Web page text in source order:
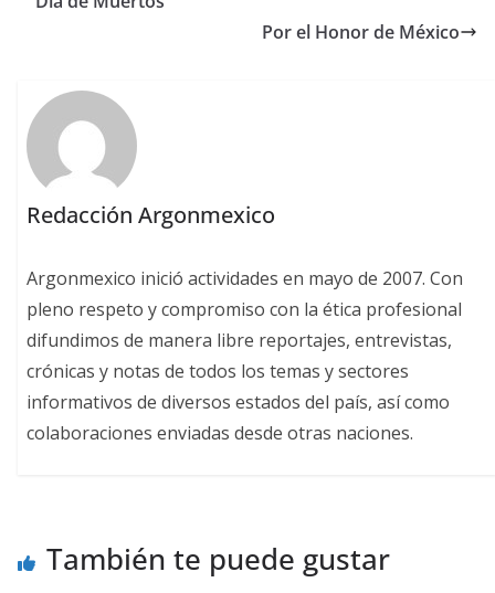
Por el Honor de México
Redacción Argonmexico
Argonmexico inició actividades en mayo de 2007. Con
pleno respeto y compromiso con la ética profesional
difundimos de manera libre reportajes, entrevistas,
crónicas y notas de todos los temas y sectores
informativos de diversos estados del país, así como
colaboraciones enviadas desde otras naciones.
También te puede gustar